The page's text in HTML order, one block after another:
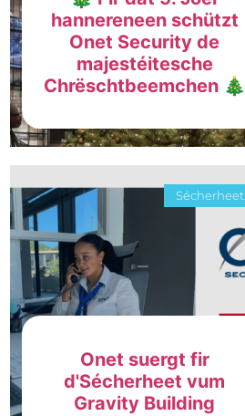
hannereneen schützt
Onet Security de
majestéitesche
Chrëschtbeemchen 🎄
Sécherheet
Onet suergt fir
d'Sécherheet vum
Gravity Building